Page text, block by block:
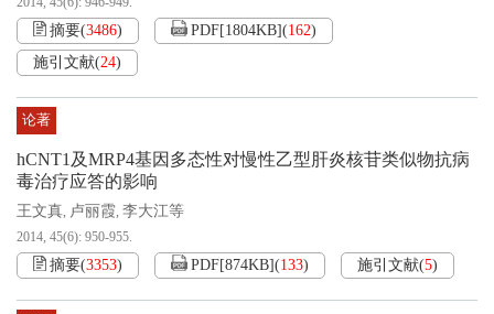
摘要(3486) PDF[1804KB](162)
施引文献(24)
论著
hCNT1及MRP4基因多态性对慢性乙型肝炎核苷类似物抗病
毒治疗应答的影响
王文真, 卢丽霞, 李大江等
2014, 45(6): 950-955.
摘要(3353) PDF[874KB](133) 施引文献(5)